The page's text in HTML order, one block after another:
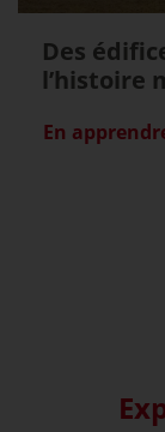
Des
l’histoire
En